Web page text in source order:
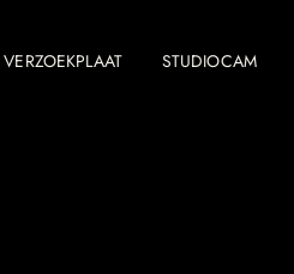
VERZOEKPLAAT STUDIOCAM